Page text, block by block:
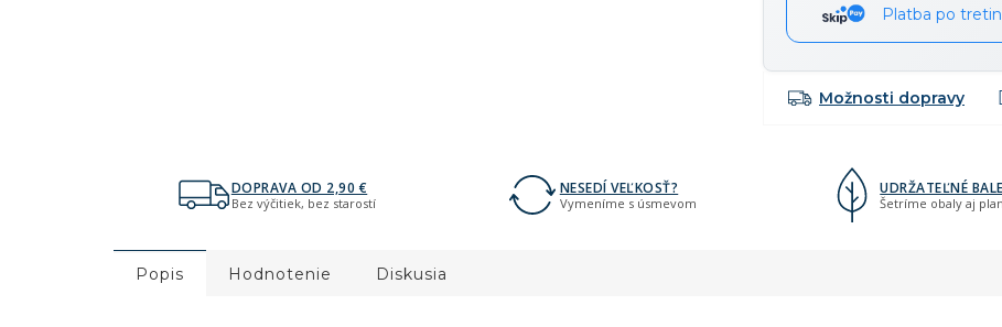
Platba po
Možnosti dopravy
DOPRAVA OD 2,90 €
Bez výčitiek, bez starostí
NESEDÍ VEĽKOSŤ?
Vymeníme s úsmevom
UDRŽATEĽNÉ
Šetríme obaly aj
Popis Hodnotenie Diskusia